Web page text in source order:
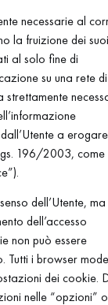
necessarie al
la fruizione dei suoi
al solo fine di
su una rete di
strettamente
a
196/2003, come
dell’Utente, ma
dell’accesso
non può essere
Tutti i browser
dei cookie.
nelle “opzioni”